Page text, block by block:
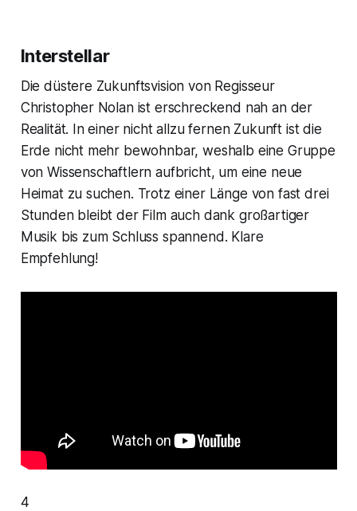
Interstellar
Die düstere Zukunftsvision von Regisseur
Christopher Nolan ist erschreckend nah an der
Realität. In einer nicht allzu fernen Zukunft ist die
Erde nicht mehr bewohnbar, weshalb eine Gruppe
von Wissenschaftlern aufbricht, um eine neue
Heimat zu suchen. Trotz einer Länge von fast drei
Stunden bleibt der Film auch dank großartiger
Musik bis zum Schluss spannend. Klare
Empfehlung!
4